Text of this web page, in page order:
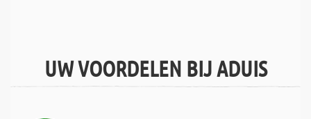
UW VOORDELEN BIJ ADUIS